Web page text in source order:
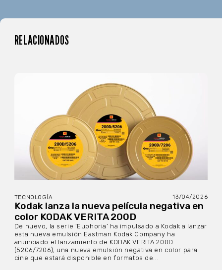
RELACIONADOS
TECNOLOGÍA 13/04/2026
Kodak lanza la nueva película negativa en
color KODAK VERITA 200D
De nuevo, la serie ‘Euphoria’ ha impulsado a Kodak a lanzar
esta nueva emulsión Eastman Kodak Company ha
anunciado el lanzamiento de KODAK VERITA 200D
(5206/7206), una nueva emulsión negativa en color para
cine que estará disponible en formatos de...